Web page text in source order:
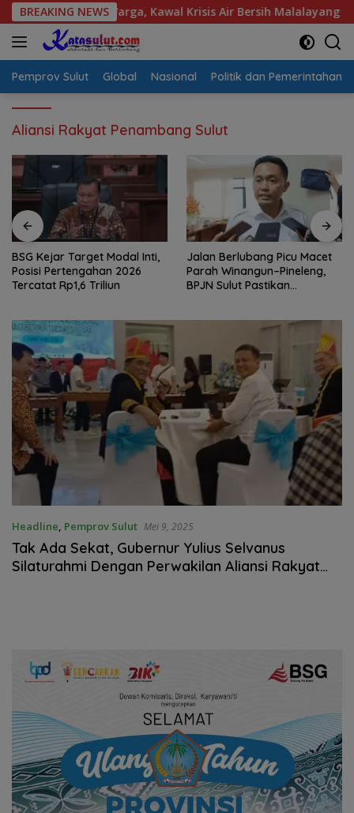
Langsung
ke
konten
BREAKING NEWS
Warga, Kawal Krisis Air Bersih Malalayang II Hingga
Pemprov Sulut Global Nasional Politik dan Pemerintahan
Aliansi Rakyat Penambang Sulut
BSG Kejar Target Modal Inti,
Posisi Pertengahan 2026
Tercatat Rp1,6 Triliun
Jalan Berlubang Picu Macet
Parah Winangun–Pineleng,
BPJN Sulut Pastikan
Headline, Pemprov Sulut Mei 9, 2025
Tak Ada Sekat, Gubernur Yulius Selvanus
Silaturahmi Dengan Perwakilan Aliansi Rakyat